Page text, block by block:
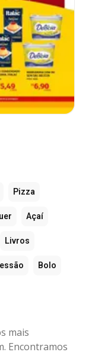
Pizza
Açaí
Livros
Bolo
mais
Encontramos